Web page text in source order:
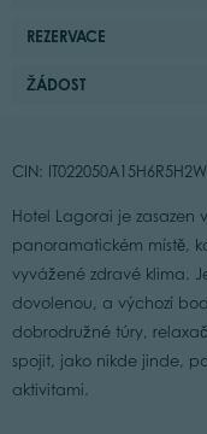
REZERVACE
ŽÁDOST
CIN: IT022050A15H6R5H2W
Hotel Lagorai je
panoramatickém místě,
vyvážené zdravé klima.
dovolenou, a výchozí
dobrodružné túry,
spojit, jako nikde jinde,
aktivitami.